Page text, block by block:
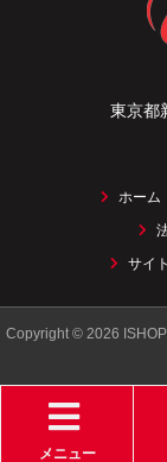
東京都
ホーム
サイ
Copyright © 2026
メニュー